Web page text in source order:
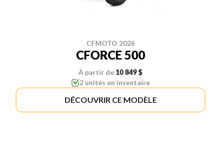
CFMOTO 2026
CFORCE 500
À partir de 10 849 $
2 unités en inventaire
DÉCOUVRIR CE MODÈLE